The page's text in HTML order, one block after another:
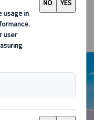
Takayama,